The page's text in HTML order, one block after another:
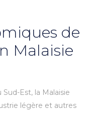
de
Malaisie
Sud-Est, la Malaisie
légère et autres